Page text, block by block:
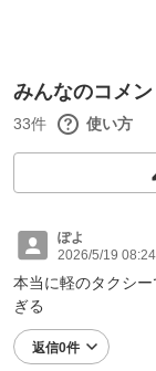
みんなのコメン
33件 使い方
ぽよ
2026/5/19 08:24
本当に軽のタクシ
ぎる
返信0件